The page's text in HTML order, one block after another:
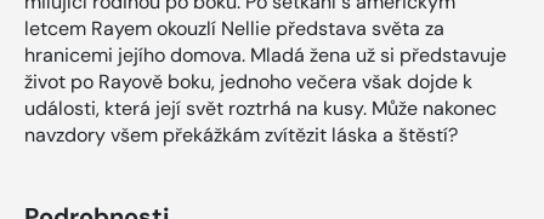
letcem Rayem okouzlí Nellie představa světa za
hranicemi jejího domova. Mladá žena už si představuje
život po Rayově boku, jednoho večera však dojde k
události, která její svět roztrhá na kusy. Může nakonec
navzdory všem překážkám zvítězit láska a štěstí?